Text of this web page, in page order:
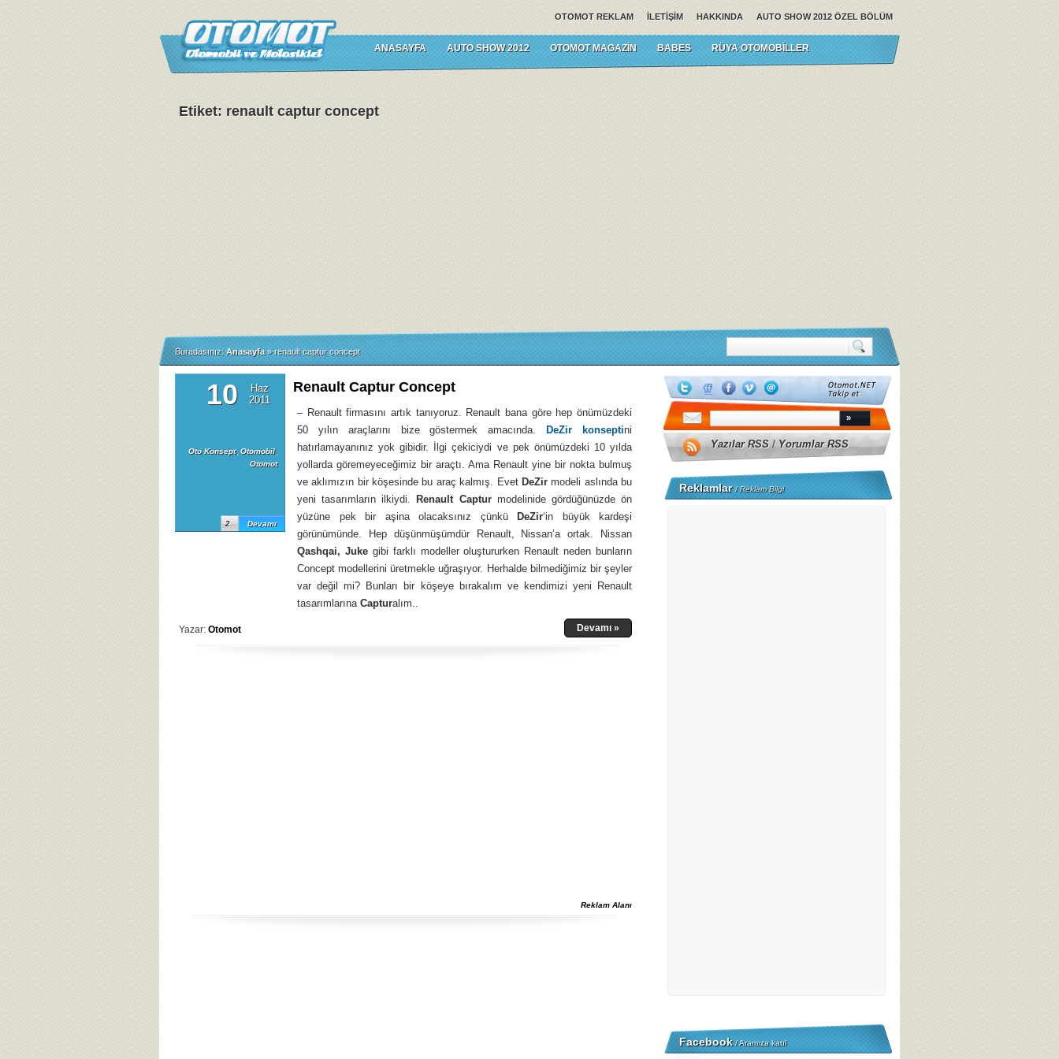
AUTO SHOW 2012 ÖZEL BÖLÜM
HAKKINDA
İLETIŞIM
OTOMOT REKLAM
ANASAYFA AUTO SHOW 2012 OTOMOT MAGAZIN BABES RÜYA OTOMOBILLER
Etiket: renault captur concept
Buradasınız: Anasayfa » renault captur concept
10
Haz
2011
Oto Konsept, Otomobil,
Otomot
Devamı
2
Renault Captur Concept
– Renault firmasını artık tanıyoruz. Renault bana göre hep önümüzdeki
50 yılın araçlarını bize göstermek amacında.
DeZir konseptini
hatırlamayanınız yok gibidir. İlgi çekiciydi ve pek önümüzdeki 10 yılda
yollarda göremeyeceğimiz bir araçtı. Ama Renault yine bir nokta bulmuş
ve aklımızın bir köşesinde bu araç kalmış. Evet DeZirmodeli aslında bu
yeni tasarımların ilkiydi.
Renault Capturmodelinide gördüğünüzde ön
yüzüne pek bir aşina olacaksınız çünkü
DeZir‘in büyük kardeşi
görünümünde. Hep düşünmüşümdür Renault, Nissan’a ortak. Nissan
Qashqai, Jukegibi farklı modeller oluştururken Renault neden bunların
Concept modellerini üretmekle uğraşıyor. Herhalde bilmediğimiz bir şeyler
var değil mi? Bunları bir köşeye bırakalım ve kendimizi yeni Renault
tasarımlarına Capturalım..
Yazar: Otomot Devamı »
Reklam Alanı
Yazılar RSS/Yorumlar RSS
Reklamlar/Reklam Bilgi
Facebook/ Aramıza katıl